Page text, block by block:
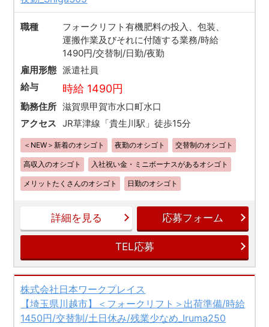
職種
フォークリフト有機肥料の投入、包装、
運搬作業及びそれに付随する業務/時給
1490円/交替制/日勤/夜勤
雇用形態 派遣社員
給与
時給 1490円
勤務住所 滋賀県甲賀市水口町水口
アクセス
JR草津線「貴生川駅」徒歩15分
＜NEW＞新着のオシゴト 夜勤のオシゴト 交替制のオシゴト
高収入のオシゴト 入社祝い金・ミニボーナスがあるオシゴト
メリットたくさんのオシゴト 日勤のオシゴト
詳細を見る 応募フォーム
TEL応募
株式会社日本ワークプレイス
【埼玉県川越市】＜フォークリフト＞出荷準備/時給
1450円/交替制/土日休み/残業少なめ_Iruma250